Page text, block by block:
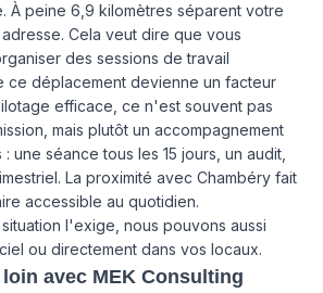
À peine 6,9 kilomètres séparent votre
Cela veut dire que vous
des sessions de travail
ce déplacement devienne un facteur
efficace, ce n'est souvent pas
mais plutôt un accompagnement
une séance tous les 15 jours, un audit,
La proximité avec Chambéry fait
accessible au quotidien.
l'exige, nous pouvons aussi
ou directement dans vos locaux.
avec MEK Consulting